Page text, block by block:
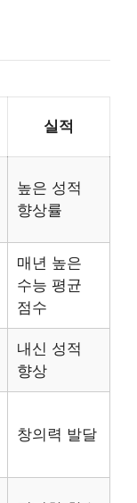
실적
높은 성적
향상률
매년 높은
수능 평균
점수
내신 성적
향상
창의력 발달